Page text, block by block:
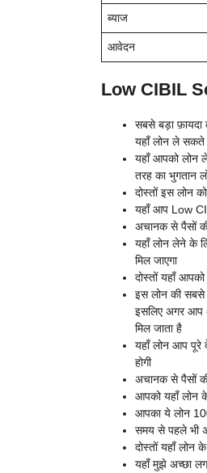
ब्याज
आवेदन
Low CIBIL
सबसे बड़ा फ़ायदा
यहाँ लोन ले सकते
यहाँ आपको लोन
तरह का भुगतान
दोस्तों इस लोन
यहाँ आप Low
अचानक से पैसों
यहाँ लोन लेने के
मिल जाएगा
दोस्तों यहाँ
इस लोन की सबसे
इसलिए अगर आप
मिल जाता है
यहाँ लोन आप
होगी
अचानक से पैसों
आपको यहाँ लोन
आपका ये लोन
समय से पहले भी
दोस्तों यहाँ लोन
यहाँ मुझे अच्छा